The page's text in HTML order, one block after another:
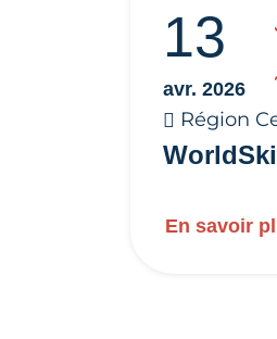
13
avr. 2026
Région
En savoir